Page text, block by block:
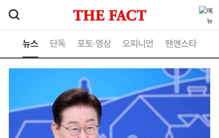
뉴스 단독 포토·영상 오피니언 팬앤스타